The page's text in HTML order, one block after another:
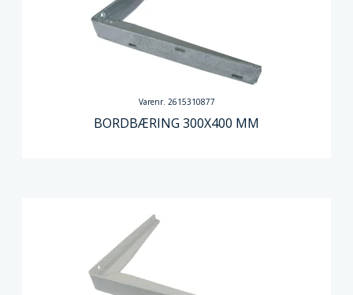
Varenr. 2615310877
BORDBÆRING 300X400 MM